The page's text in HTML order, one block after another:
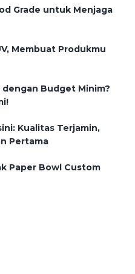
Grade untuk Menjaga
Membuat Produkmu
Budget Minim?
Kualitas Terjamin,
Pertama
Paper Bowl Custom